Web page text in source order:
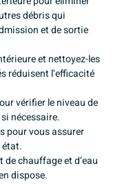
débris qui
et de sortie
et nettoyez-les
réduisent l’efficacité
vérifier le niveau de
nécessaire.
pour vous assurer
état.
chauffage et d’eau
dispose.